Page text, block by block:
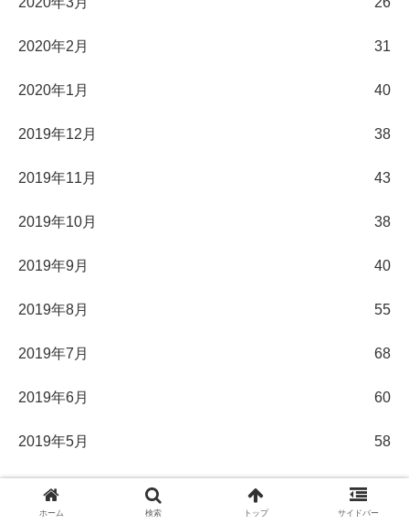
2020年2月 31
2020年1月 40
2019年12月 38
2019年11月 43
2019年10月 38
2019年9月 40
2019年8月 55
2019年7月 68
2019年6月 60
2019年5月 58
2019年4月
ホーム 検索 トップ サイドバー